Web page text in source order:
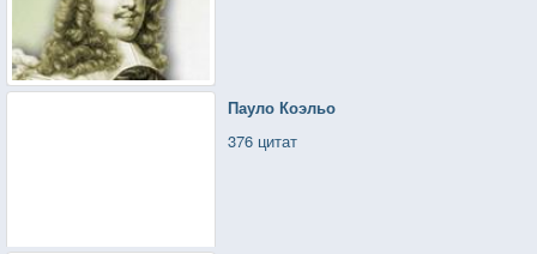
Пауло Коэльо
376 цитат